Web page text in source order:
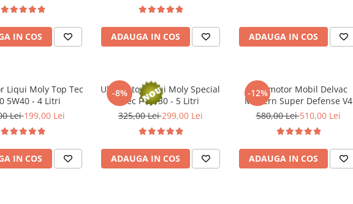
IN COS ADAUGA IN COS ADAUGA IN COS
Liqui Moly Top Tec
5W40 - 4 Litri
Lei199,00 Lei
IN COS
-8%
Ulei motor Liqui Moly Special
Tec F 0W30 - 5 Litri
325,00 Lei299,00 Lei
ADAUGA IN COS
-12%
Ulei motor Mobil Delvac
Modern Super Defense V4
15W40 (Delvac MX) - 20 Litri
580,00 Lei510,00 Lei
ADAUGA IN COS